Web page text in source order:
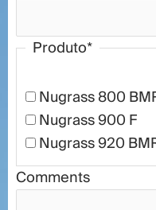
Produto*
Nugrass 800
Nugrass 900 F
Nugrass 920
Comments